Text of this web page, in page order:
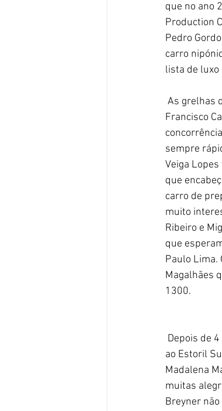
que no ano
Production
Pedro
carro
lista de luxo
Francisco
sempre
Veiga
que
carro de
muito
Ribeiro e
que
Paulo Lima.
Magalhães
1300.
ao Estoril
Madalena
muitas
Breyner